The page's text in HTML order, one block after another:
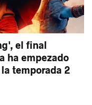
el final
ha empezado
temporada 2